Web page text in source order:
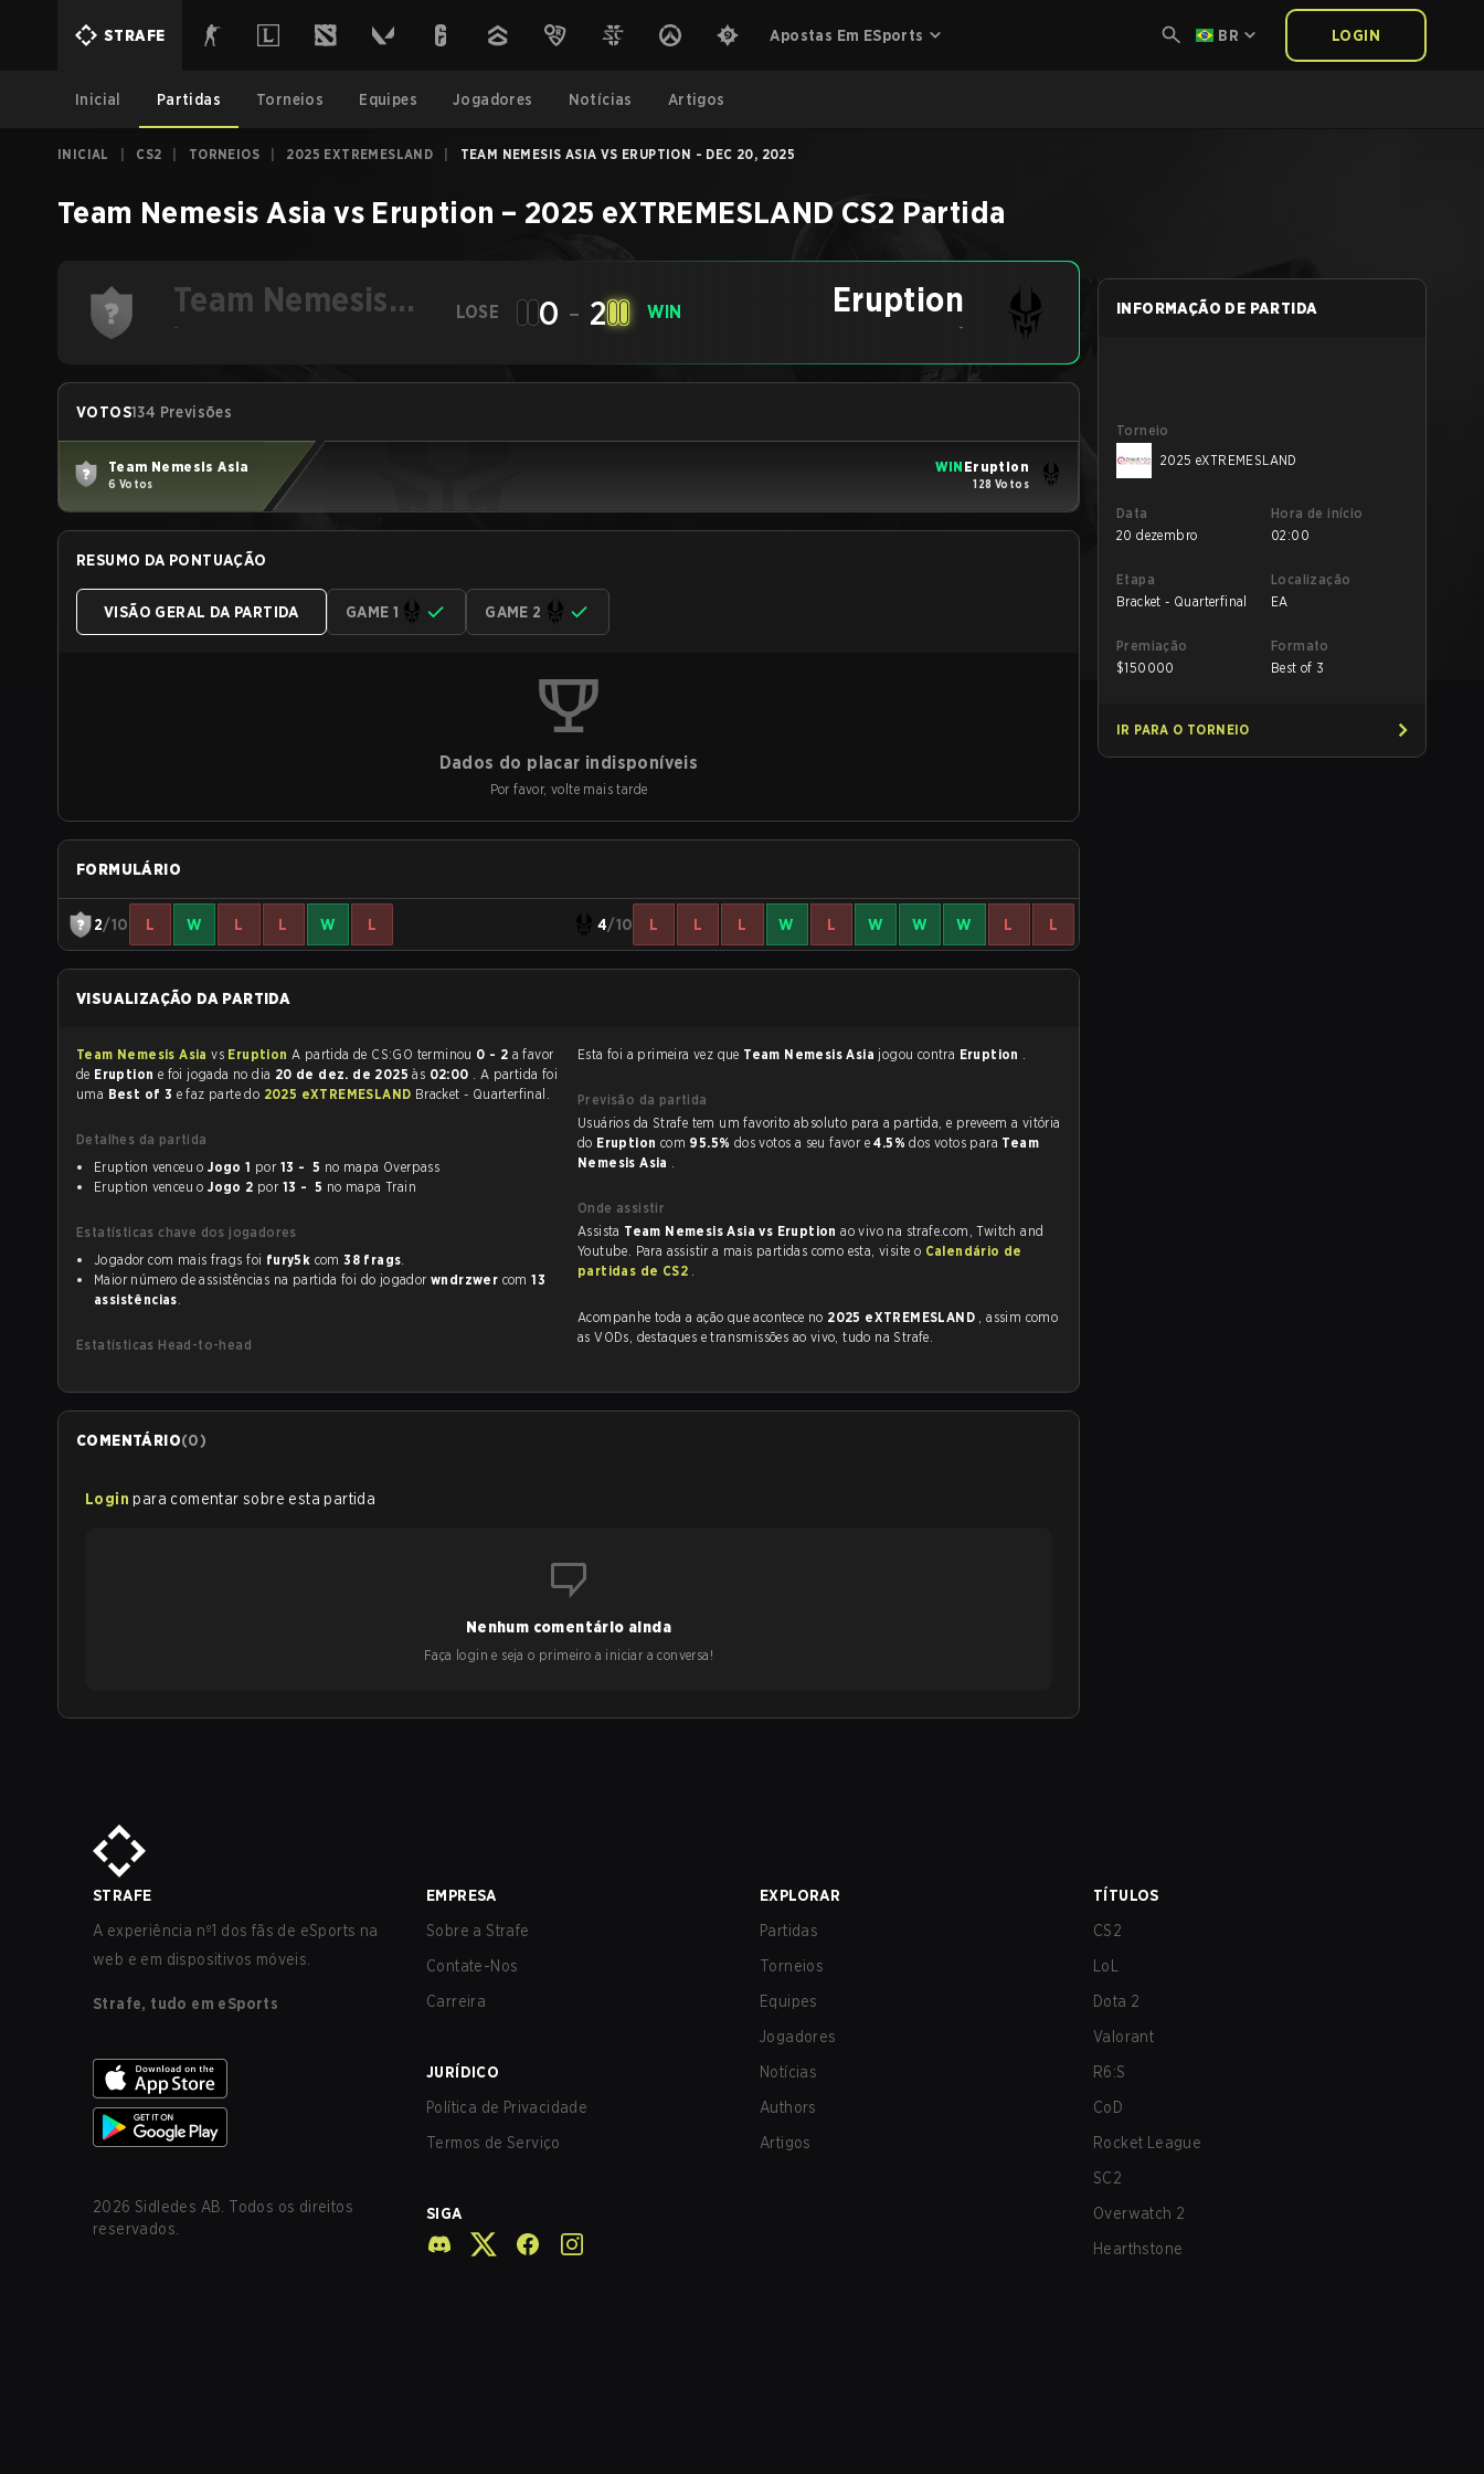
STRAFE Apostas Em ESports BR LOGIN
Inicial Partidas Torneios Equipes Jogadores Notícias Artigos
INICIAL CS2 TORNEIOS 2025 EXTREMESLAND TEAM NEMESIS ASIA VS ERUPTION - DEC 20, 2025
Team Nemesis Asia vs Eruption – 2025 eXTREMESLAND CS2 Partida
Team Nemesis
Asia
-
LOSE 0 - 2 WIN Eruption
-
VOTOS134 Previsões
Team Nemesis Asia
6 Votos
WIN Eruption
128 Votos
RESUMO DA PONTUAÇÃO
VISÃO GERAL DA PARTIDA GAME 1 GAME 2
Dados do placar indisponíveis
Por favor, volte mais tarde
FORMULÁRIO
2/10 L W L L W L 4/10 L L L W L W W W L L
VISUALIZAÇÃO DA PARTIDA
Team Nemesis Asiavs Eruption A partida de CS:GO terminou 0 - 2
de Eruption e foi jogada no dia 20 de dez. de 2025às 02:00 . A partida foi
uma Best of 3 e faz parte do 2025 eXTREMESLAND Bracket - Quarterfinal.
Detalhes da partida
Eruption venceu oJogo 1 por 13 - 5 no mapa Overpass
Eruption venceu oJogo 2 por 13 - 5 no mapa Train
Estatísticas chave dos jogadores
Jogador com mais frags foi fury5k com38 frags.
Maior número de assistências na partida foi do jogador wndrzwer com13
assistências.
Estatísticas Head-to-head
Esta foi a primeira vez que Team Nemesis Asia jogou contra Eruption .
Previsão da partida
Usuários da Strafe tem um favorito absoluto para a partida, e preveem a vitória
do Eruption com 95.5% dos votos a seu favor e4.5%dos votos para Team
Nemesis Asia .
Onde assistir
Assista Team Nemesis Asia vs Eruptionao vivo na strafe.com, Twitch and
Youtube. Para assistir a mais partidas como esta, visite o Calendário de
partidas de CS2 .
Acompanhe toda a ação que acontece no 2025 eXTREMESLAND , assim como
as VODs, destaques e transmissões ao vivo, tudo na Strafe.
COMENTÁRIO(0)
Login para comentar sobre esta partida
Nenhum comentário ainda
Faça login e seja o primeiro a iniciar a conversa!
INFORMAÇÃO DE PARTIDA
Torneio
2025 eXTREMESLAND
Data
20 dezembro
Hora de início
02:00
Etapa
Bracket - Quarterfinal
Localização
EA
Premiação
$150000
Formato
Best of 3
IR PARA O TORNEIO
STRAFE
A experiência nº1 dos fãs de eSports na
web e em dispositivos móveis.
Strafe, tudo em eSports
2026 Sidledes AB. Todos os direitos
reservados.
EMPRESA
Sobre a Strafe
Contate-Nos
Carreira
JURÍDICO
Política de Privacidade
Termos de Serviço
SIGA
EXPLORAR
Partidas
Torneios
Equipes
Jogadores
Notícias
Authors
Artigos
TÍTULOS
CS2
LoL
Dota 2
Valorant
R6:S
CoD
Rocket League
SC2
Overwatch 2
Hearthstone